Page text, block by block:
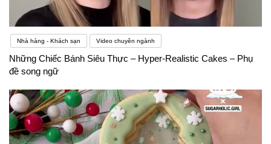
Nhà hàng - Khách sạn Video chuyên ngành
Những Chiếc Bánh Siêu Thực – Hyper-Realistic Cakes – Phụ
đề song ngữ